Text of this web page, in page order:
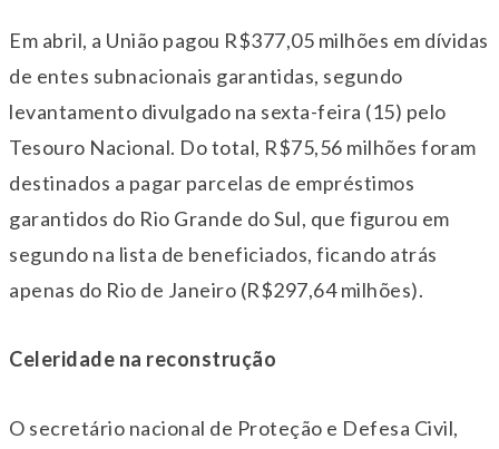
Em abril, a União pagou R$377,05 milhões em dívidas
de entes subnacionais garantidas, segundo
levantamento divulgado na sexta-feira (15) pelo
Tesouro Nacional. Do total, R$75,56 milhões foram
destinados a pagar parcelas de empréstimos
garantidos do Rio Grande do Sul, que figurou em
segundo na lista de beneficiados, ficando atrás
apenas do Rio de Janeiro (R$297,64 milhões).
Celeridade na reconstrução
O secretário nacional de Proteção e Defesa Civil,